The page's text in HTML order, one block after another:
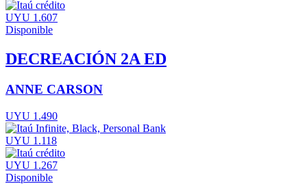
UYU 1.607
Disponible
DECREACIÓN 2A ED
ANNE CARSON
UYU 1.490
UYU 1.118
UYU 1.267
Disponible